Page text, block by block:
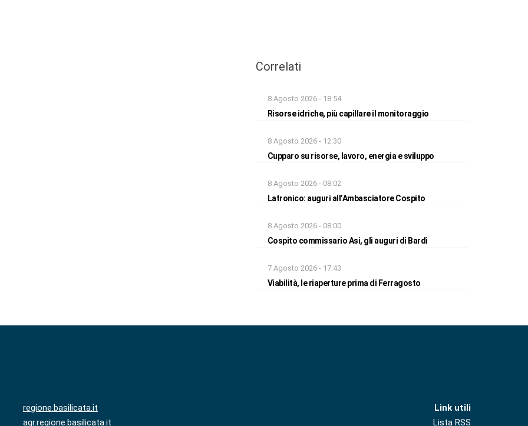
Correlati
8 Agosto 2026 - 18:54
Risorse idriche, più capillare il monitoraggio
8 Agosto 2026 - 12:30
Cupparo su risorse, lavoro, energia e sviluppo
8 Agosto 2026 - 08:02
Latronico: auguri all’Ambasciatore Cospito
8 Agosto 2026 - 08:00
Cospito commissario Asi, gli auguri di Bardi
7 Agosto 2026 - 17:43
Viabilità, le riaperture prima di Ferragosto
regione.basilicata.it
agr.regione.basilicata.it
Link utili
Lista RSS